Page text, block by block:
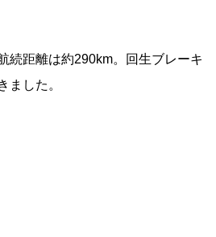
続距離は約290km。回生ブレーキ
ました。